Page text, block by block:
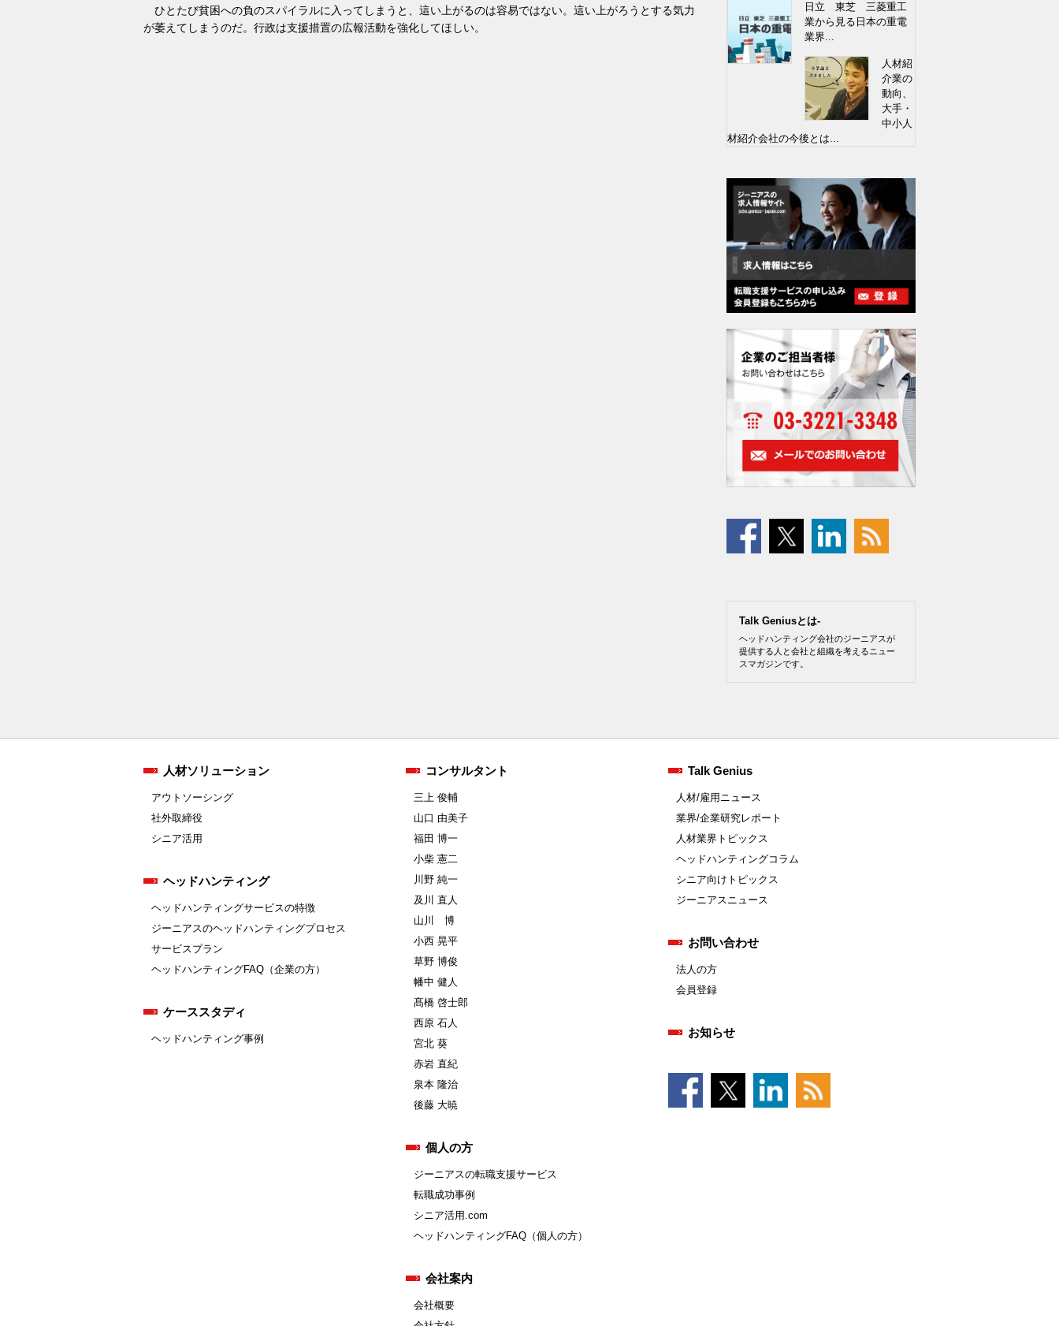
ひとたび貧困への負のスパイラルに入ってしまうと、這い上がるのは容易ではない。這い上がろうとする気力
が萎えてしまうのだ。行政は支援措置の広報活動を強化してほしい。
日立 東芝 三菱重工
業から見る日本の重電
業界...
人材紹
介業の
動向、
大手・
中小人
材紹介会社の今後とは...
Talk Geniusとは-
ヘッドハンティング会社のジーニアスが
提供する人と会社と組織を考えるニュー
スマガジンです。
人材ソリューション
アウトソーシング
社外取締役
シニア活用
ヘッドハンティング
ヘッドハンティングサービスの特徴
ジーニアスのヘッドハンティングプロセス
サービスプラン
ヘッドハンティングFAQ（企業の方）
ケーススタディ
ヘッドハンティング事例
コンサルタント
三上 俊輔
山口 由美子
福田 博一
小柴 憲二
川野 純一
及川 直人
山川 博
小西 晃平
草野 博俊
幡中 健人
髙橋 啓士郎
西原 石人
宮北 葵
赤岩 直紀
泉本 隆治
後藤 大暁
個人の方
ジーニアスの転職支援サービス
転職成功事例
シニア活用.com
ヘッドハンティングFAQ（個人の方）
会社案内
会社概要
Talk Genius
人材/雇用ニュース
業界/企業研究レポート
人材業界トピックス
ヘッドハンティングコラム
シニア向けトピックス
ジーニアスニュース
お問い合わせ
法人の方
会員登録
お知らせ